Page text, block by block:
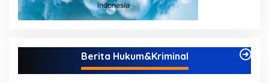
Berita Hukum&Kriminal